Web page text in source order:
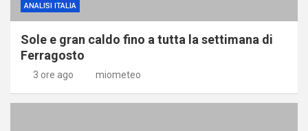
ANALISI ITALIA
Sole e gran caldo fino a tutta la settimana di
Ferragosto
3 ore ago miometeo